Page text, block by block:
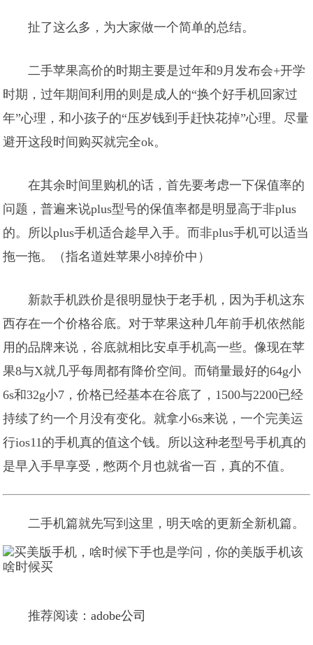
扯了这么多，为大家做一个简单的总结。
二手苹果高价的时期主要是过年和9月发布会+开学
时期，过年期间利用的则是成人的“换个好手机回家过
年”心理，和小孩子的“压岁钱到手赶快花掉”心理。尽量
避开这段时间购买就完全ok。
在其余时间里购机的话，首先要考虑一下保值率的
问题，普遍来说plus型号的保值率都是明显高于非plus
的。所以plus手机适合趁早入手。而非plus手机可以适当
拖一拖。（指名道姓苹果小8掉价中）
新款手机跌价是很明显快于老手机，因为手机这东
西存在一个价格谷底。对于苹果这种几年前手机依然能
用的品牌来说，谷底就相比安卓手机高一些。像现在苹
果8与X就几乎每周都有降价空间。而销量最好的64g小
6s和32g小7，价格已经基本在谷底了，1500与2200已经
持续了约一个月没有变化。就拿小6s来说，一个完美运
行ios11的手机真的值这个钱。所以这种老型号手机真的
是早入手早享受，憋两个月也就省一百，真的不值。
二手机篇就先写到这里，明天啥的更新全新机篇。
推荐阅读：adobe公司